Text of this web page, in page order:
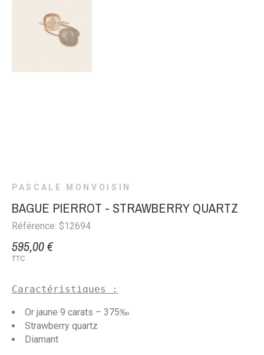
PASCALE MONVOISIN
BAGUE PIERROT - STRAWBERRY QUARTZ
Référence: $12694
595,00 €
TTC
Caractéristiques :
Or jaune 9 carats – 375‰
Strawberry quartz
Diamant